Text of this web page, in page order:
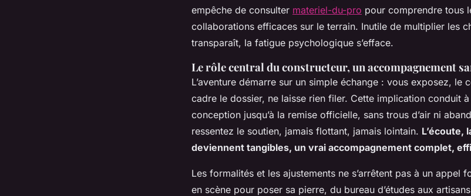
empêche de consulter materiel-du-pro pour comprendre tous
collaborations efficaces sur le terrain. Inutile de multiplier les
transparaît, la fatigue psychologique s’efface.
Le rôle central du constructeur, un accompagnement
L’aventure démarre sur un simple échange : vous exposez, le
cadre le dossier, ne laisse rien filer. Cette implication conduit
conception jusqu’à la remise officielle, sans trous d’air ni
ressentez le soutien, jamais flottant, jamais lointain. L’écoute,
deviennent tangibles, un vrai accompagnement complet,
Les formalités et les ajustements ne s’arrêtent pas à un appel
en scène pour poser sa pierre, du bureau d’études aux